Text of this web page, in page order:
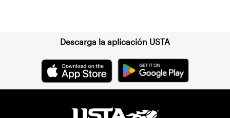
Descarga la aplicación USTA